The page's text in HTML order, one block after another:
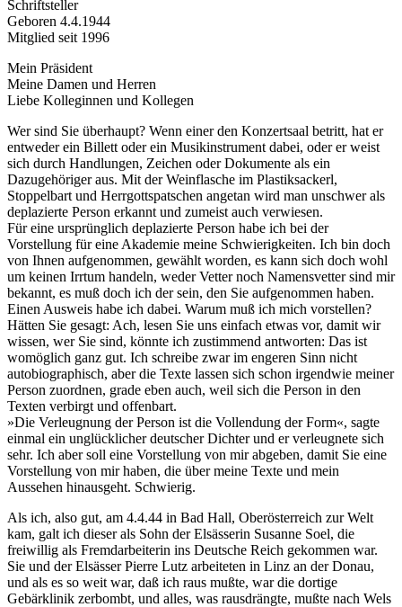
Schriftsteller
Geboren 4.4.1944
Mitglied seit 1996
Mein Präsident
Meine Damen und Herren
Liebe Kolleginnen und Kollegen
Wer sind Sie überhaupt? Wenn einer den Konzertsaal betritt, hat er
entweder ein Billett oder ein Musikinstrument dabei, oder er weist
sich durch Handlungen, Zeichen oder Dokumente als ein
Dazugehöriger aus. Mit der Weinflasche im Plastiksackerl,
Stoppelbart und Herrgottspatschen angetan wird man unschwer als
deplazierte Person erkannt und zumeist auch verwiesen.
Für eine ursprünglich deplazierte Person habe ich bei der
Vorstellung für eine Akademie meine Schwierigkeiten. Ich bin doch
von Ihnen aufgenommen, gewählt worden, es kann sich doch wohl
um keinen Irrtum handeln, weder Vetter noch Namensvetter sind mir
bekannt, es muß doch ich der sein, den Sie aufgenommen haben.
Einen Ausweis habe ich dabei. Warum muß ich mich vorstellen?
Hätten Sie gesagt: Ach, lesen Sie uns einfach etwas vor, damit wir
wissen, wer Sie sind, könnte ich zustimmend antworten: Das ist
womöglich ganz gut. Ich schreibe zwar im engeren Sinn nicht
autobiographisch, aber die Texte lassen sich schon irgendwie meiner
Person zuordnen, grade eben auch, weil sich die Person in den
Texten verbirgt und offenbart.
»Die Verleugnung der Person ist die Vollendung der Form«, sagte
einmal ein unglücklicher deutscher Dichter und er verleugnete sich
sehr. Ich aber soll eine Vorstellung von mir abgeben, damit Sie eine
Vorstellung von mir haben, die über meine Texte und mein
Aussehen hinausgeht. Schwierig.
Als ich, also gut, am 4.4.44 in Bad Hall, Oberösterreich zur Welt
kam, galt ich dieser als Sohn der Elsässerin Susanne Soel, die
freiwillig als Fremdarbeiterin ins Deutsche Reich gekommen war.
Sie und der Elsässer Pierre Lutz arbeiteten in Linz an der Donau,
und als es so weit war, daß ich raus mußte, war die dortige
Gebärklinik zerbombt, und alles, was rausdrängte, mußte nach Wels